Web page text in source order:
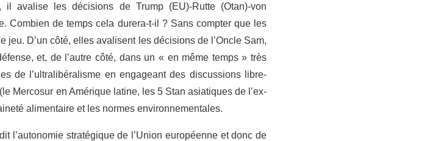
avalise les décisions de Trump (EU)-Rutte (Otan)-von
Combien de temps cela durera-t-il ? Sans compter que les
D’un côté, elles avalisent les décisions de l’Oncle Sam,
et, de l’autre côté, dans un « en même temps » très
de l’ultralibéralisme en engageant des discussions libre-
Mercosur en Amérique latine, les 5 Stan asiatiques de l’ex-
alimentaire et les normes environnementales.
l’autonomie stratégique de l’Union européenne et donc de